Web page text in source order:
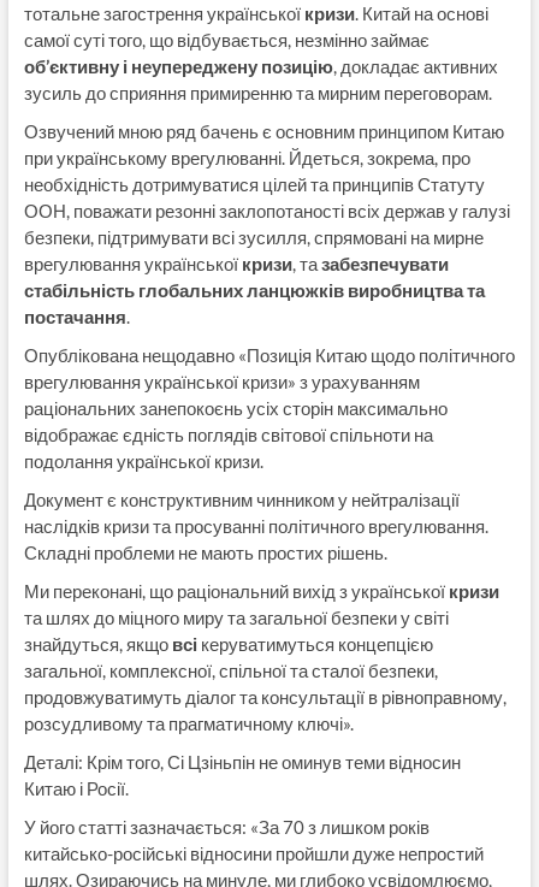
тотальне загострення української кризи. Китай на основі
самої суті того, що відбувається, незмінно займає
об’єктивну і неупереджену позицію, докладає активних
зусиль до сприяння примиренню та мирним переговорам.
Озвучений мною ряд бачень є основним принципом Китаю
при українському врегулюванні. Йдеться, зокрема, про
необхідність дотримуватися цілей та принципів Статуту
ООН, поважати резонні заклопотаності всіх держав у галузі
безпеки, підтримувати всі зусилля, спрямовані на мирне
врегулювання української кризи, тазабезпечувати
стабільність глобальних ланцюжків виробництва та
постачання.
Опублікована нещодавно «Позиція Китаю щодо політичного
врегулювання української кризи» з урахуванням
раціональних занепокоєнь усіх сторін максимально
відображає єдність поглядів світової спільноти на
подолання української кризи.
Документ є конструктивним чинником у нейтралізації
наслідків кризи та просуванні політичного врегулювання.
Складні проблеми не мають простих рішень.
Ми переконані, що раціональний вихід з української кризи
та шлях до міцного миру та загальної безпеки у світі
знайдуться, якщо всі керуватимуться концепцією
загальної, комплексної, спільної та сталої безпеки,
продовжуватимуть діалог та консультації в рівноправному,
розсудливому та прагматичному ключі».
Деталі: Крім того, Сі Цзіньпін не оминув теми відносин
Китаю і Росії.
У його статті зазначається: «За 70 з лишком років
китайсько-російські відносини пройшли дуже непростий
шлях. Озираючись на минуле, ми глибоко усвідомлюємо,